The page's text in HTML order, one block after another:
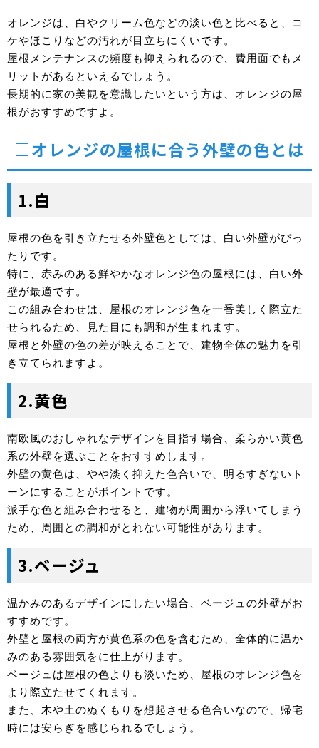
オレンジは、白やクリーム色などの淡い色と比べると、コ
ケやほこりなどの汚れが目立ちにくいです。
屋根メンテナンスの頻度も抑えられるので、費用面でもメ
リットがあるといえるでしょう。
長期的に家の美観を意識したいという方は、オレンジの屋
根がおすすめですよ。
□オレンジの屋根に合う外壁の色とは
1.白
屋根の色を引き立たせる外壁色としては、白い外壁がぴっ
たりです。
特に、赤みのある鮮やかなオレンジ色の屋根には、白い外
壁が最適です。
この組み合わせは、屋根のオレンジ色を一番美しく際立た
せられるため、見た目にも調和が生まれます。
屋根と外壁の色の差が映えることで、建物全体の魅力を引
き立てられますよ。
2.黄色
南欧風のおしゃれなデザインを目指す場合、柔らかい黄色
系の外壁を選ぶことをおすすめします。
外壁の黄色は、やや淡く抑えた色合いで、明るすぎないト
ーンにすることがポイントです。
派手な色と組み合わせると、建物が周囲から浮いてしまう
ため、周囲との調和がとれない可能性があります。
3.ベージュ
温かみのあるデザインにしたい場合、ベージュの外壁がお
すすめです。
外壁と屋根の両方が黄色系の色を含むため、全体的に温か
みのある雰囲気をに仕上がります。
ベージュは屋根の色よりも淡いため、屋根のオレンジ色を
より際立たせてくれます。
また、木や土のぬくもりを想起させる色合いなので、帰宅
時には安らぎを感じられるでしょう。